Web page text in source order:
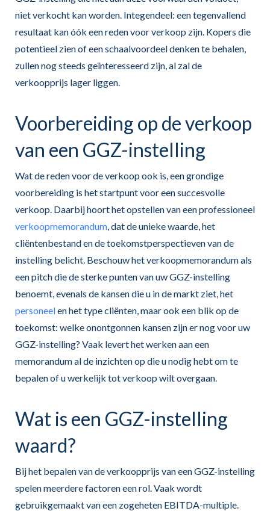
niet verkocht kan worden. Integendeel: een tegenvallend
resultaat kan óók een reden voor verkoop zijn. Kopers die
potentieel zien of een schaalvoordeel denken te behalen,
zullen nog steeds geïnteresseerd zijn, al zal de
verkoopprijs lager liggen.
Voorbereiding op de verkoop
van een GGZ-instelling
Wat de reden voor de verkoop ook is, een grondige
voorbereiding is het startpunt voor een succesvolle
verkoop. Daarbij hoort het opstellen van een professioneel
verkoopmemorandum , dat de unieke waarde, het
cliëntenbestand en de toekomstperspectieven van de
instelling belicht. Beschouw het verkoopmemorandum als
een pitch die de sterke punten van uw GGZ-instelling
benoemt, evenals de kansen die u in de markt ziet, het
personeelen het type cliënten, maar ook een blik op de
toekomst: welke onontgonnen kansen zijn er nog voor uw
GGZ-instelling? Vaak levert het werken aan een
memorandum al de inzichten op die u nodig hebt om te
bepalen of u werkelijk tot verkoop wilt overgaan.
Wat is een GGZ-instelling
waard?
Bij het bepalen van de verkoopprijs van een GGZ-instelling
spelen meerdere factoren een rol. Vaak wordt
gebruikgemaakt van een zogeheten EBITDA-multiple.